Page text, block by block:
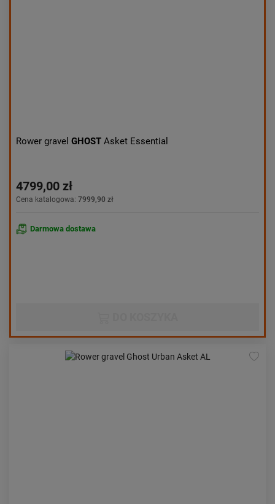
Rower gravel GHOST Asket Essential
4799,00 zł
Cena katalogowa: 7999,90 zł
Darmowa dostawa